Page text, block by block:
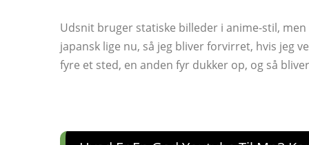
Udsnit bruger statiske billeder i anime-stil,
japansk lige nu, så jeg bliver forvirret, hvis jeg
fyre et sted, en anden fyr dukker op, og så